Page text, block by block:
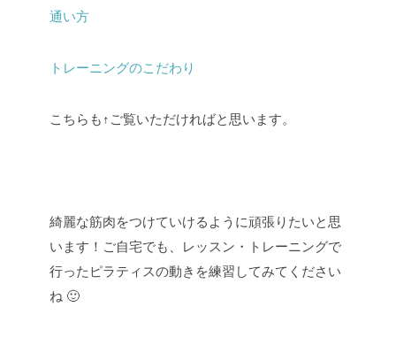
通い方
トレーニングのこだわり
こちらも↑ご覧いただければと思います。
綺麗な筋肉をつけていけるように頑張りたいと思
います！ご自宅でも、レッスン・トレーニングで
行ったピラティスの動きを練習してみてください
ね 🙂